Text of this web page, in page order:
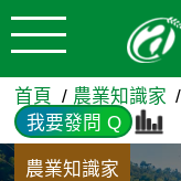
跳到主要內容
台灣的稻
首頁 農業知識家
我要發問 Q
農業知識家